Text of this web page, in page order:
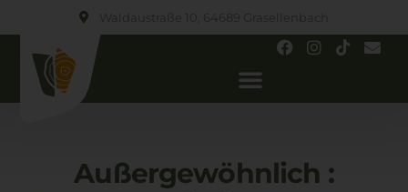
Waldaustraße 10, 64689 Grasellenbach
Außergewöhnlich :